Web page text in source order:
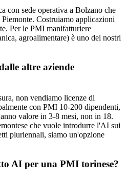
con sede operativa a Bolzano che
Costruiamo applicazioni
Per le PMI manifatturiere
agroalimentare) è uno dei nostri
altre aziende
non vendiamo licenze di
con PMI 10-200 dipendenti,
valore in 3-8 mesi, non in 18.
che vuole introdurre l'AI sui
pluriennali, siamo un'opzione
AI per una PMI torinese?